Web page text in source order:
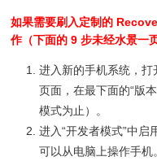
如果需要刷入定制的
作（下面的 9 步未经水景一
进入新的手机系统，打
页面，在最下面的“版
模式为止）。
进入“开发者模式”中启
可以从电脑上操作手机